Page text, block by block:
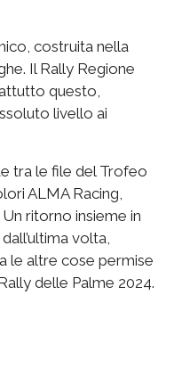
costruita nella
Il Rally Regione
questo,
livello ai
tra le file del Trofeo
ALMA Racing,
ritorno insieme in
volta,
le altre cose permise
delle Palme 2024.